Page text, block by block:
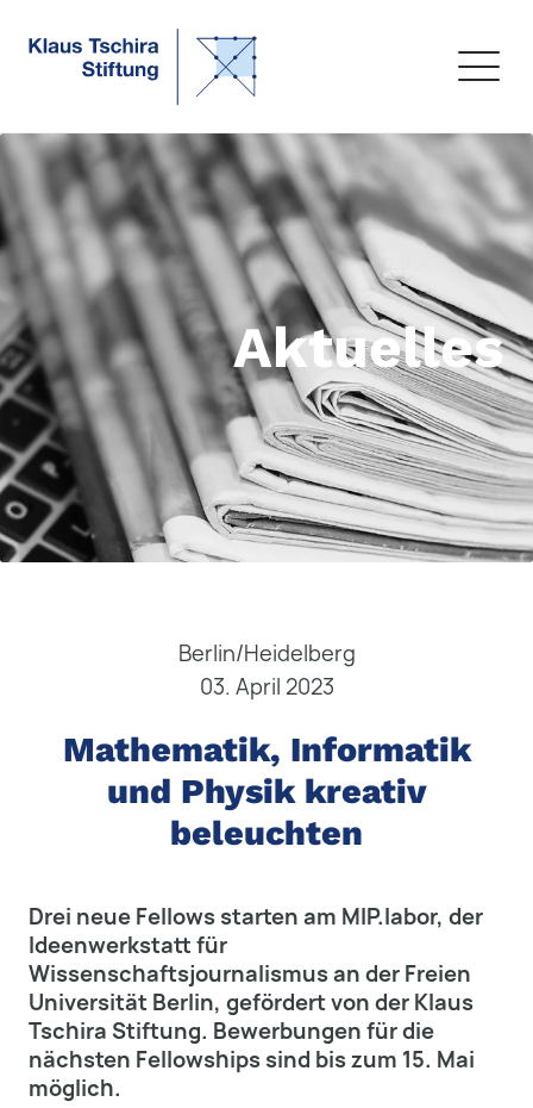
Aktuelles
Berlin/Heidelberg
03. April 2023
Mathematik, Informatik
und Physik kreativ
beleuchten
Drei neue Fellows starten am MIP.labor, der
Ideenwerkstatt für
Wissenschaftsjournalismus an der Freien
Universität Berlin, gefördert von der Klaus
Tschira Stiftung. Bewerbungen für die
nächsten Fellowships sind bis zum 15. Mai
möglich.